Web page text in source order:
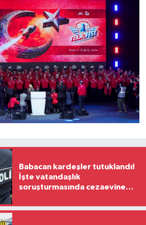
Babacan kardeşler tutuklandı!
İşte vatandaşlık
soruşturmasında cezaevine